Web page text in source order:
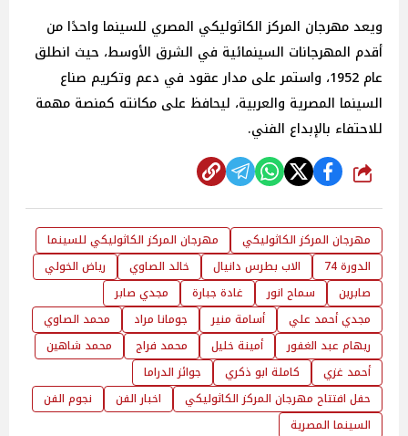
ويعد مهرجان المركز الكاثوليكي المصري للسينما واحدًا من
أقدم المهرجانات السينمائية في الشرق الأوسط، حيث انطلق
عام 1952، واستمر على مدار عقود في دعم وتكريم صناع
السينما المصرية والعربية، ليحافظ على مكانته كمنصة مهمة
للاحتفاء بالإبداع الفني.
شارك
مهرجان المركز الكاثوليكي
مهرجان المركز الكاثوليكي للسينما
الدورة 74
الاب بطرس دانيال خالد الصاوي
رياض الخولي
صابرين
سماح انور غادة جبارة
مجدي صابر
مجدي أحمد علي
أسامة منير جومانا مراد
محمد الصاوي
ريهام عبد الغفور
أمينة خليل محمد فراج
محمد شاهين
أحمد غزي
كاملة ابو ذكري
جوائز الدراما
حفل افتتاح مهرجان المركز الكاثوليكي
اخبار الفن
نجوم الفن
السينما المصرية